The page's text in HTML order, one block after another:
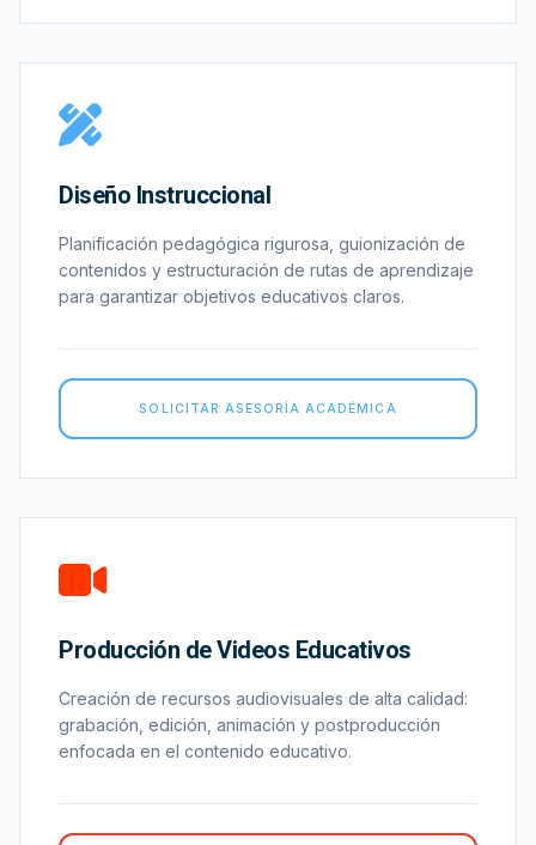
Diseño Instruccional
Planificación pedagógica rigurosa, guionización de
contenidos y estructuración de rutas de aprendizaje
para garantizar objetivos educativos claros.
SOLICITAR ASESORÍA ACADÉMICA
Producción de Videos Educativos
Creación de recursos audiovisuales de alta calidad:
grabación, edición, animación y postproducción
enfocada en el contenido educativo.